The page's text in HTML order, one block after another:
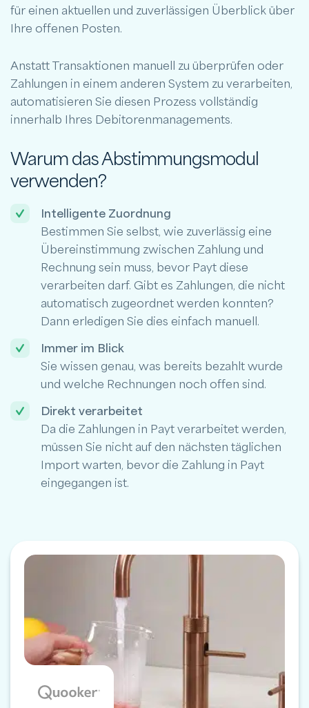
für einen aktuellen und zuverlässigen Überblick über
Ihre offenen Posten.
Anstatt Transaktionen manuell zu überprüfen oder
Zahlungen in einem anderen System zu verarbeiten,
automatisieren Sie diesen Prozess vollständig
innerhalb Ihres Debitorenmanagements.
Warum das Abstimmungsmodul
verwenden?
Intelligente Zuordnung
Bestimmen Sie selbst, wie zuverlässig eine
Übereinstimmung zwischen Zahlung und
Rechnung sein muss, bevor Payt diese
verarbeiten darf. Gibt es Zahlungen, die nicht
automatisch zugeordnet werden konnten?
Dann erledigen Sie dies einfach manuell.
Immer im Blick
Sie wissen genau, was bereits bezahlt wurde
und welche Rechnungen noch offen sind.
Direkt verarbeitet
Da die Zahlungen in Payt verarbeitet werden,
müssen Sie nicht auf den nächsten täglichen
Import warten, bevor die Zahlung in Payt
eingegangen ist.